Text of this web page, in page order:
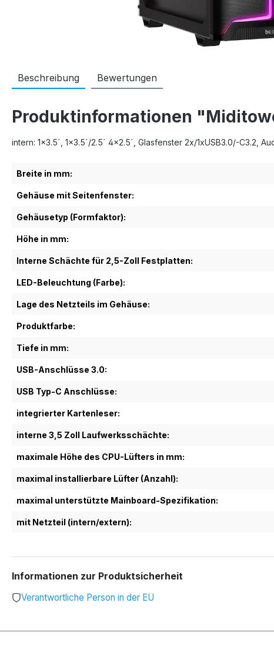
Beschreibung Bewertungen
Produktinformationen
intern: 1x3.5´, 1x3.5´/2.5´ 4x2.5´, Glasfenster 2x/1xUSB3.0/-C3.2,
Breite in mm:
Gehäuse mit Seitenfenster:
Gehäusetyp (Formfaktor):
Höhe in mm:
Interne Schächte für 2,5-Zoll Festplatten:
LED-Beleuchtung (Farbe):
Lage des Netzteils im Gehäuse:
Produktfarbe:
Tiefe in mm:
USB-Anschlüsse 3.0:
USB Typ-C Anschlüsse:
integrierter Kartenleser:
interne 3,5 Zoll Laufwerksschächte:
maximale Höhe des CPU-Lüfters in mm:
maximal installierbare Lüfter (Anzahl):
maximal unterstützte Mainboard-Spezifikation:
mit Netzteil (intern/extern):
Informationen zur Produktsicherheit
Verantwortliche Person in der EU